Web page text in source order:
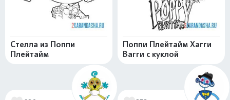
Стелла из Поппи
Плейтайм
Поппи Плейтайм Хагги
Вагги с куклой